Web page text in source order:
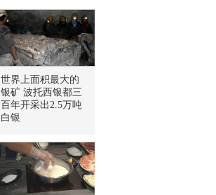
世界上面积最大的
银矿 波托西银都三
百年开采出2.5万吨
白银